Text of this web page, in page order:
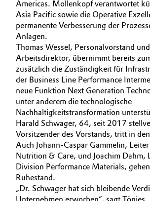
Americas. Mollenkopf verantwortet
Asia Pacific sowie die Operative
permanente Verbesserung der
Anlagen.
Thomas Wessel, Personalvorstand und
Arbeitsdirektor, übernimmt bereits
zusätzlich die Zuständigkeit für
der Business Line Performance
neue Funktion Next Generation
unter anderem die technologische
Nachhaltigkeitstransformation
Harald Schwager, 64, seit 2017
Vorsitzender des Vorstands, tritt in
Auch Johann-Caspar Gammelin,
Nutrition & Care, und Joachim Dahm,
Division Performance Materials,
Ruhestand.
„Dr. Schwager hat sich bleibende